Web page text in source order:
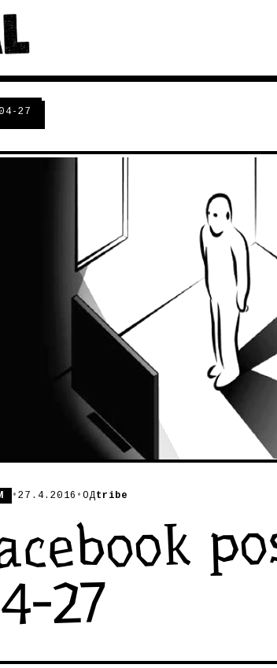
27
•27.4.2016 •ОДtribe
27